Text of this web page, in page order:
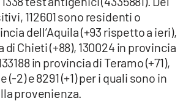
112601 sono residenti o
dell’Aquila (+93 rispetto a ieri),
di Chieti (+88), 130024 in provincia
in provincia di Teramo (+71),
(-2) e 8291 (+1) per i quali sono in
provenienza.